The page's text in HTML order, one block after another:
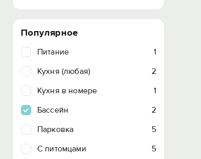
Популярное
Питание
1
Кухня (любая)
2
Кухня в номере
1
Бассейн
2
Парковка
5
C питомцами
5